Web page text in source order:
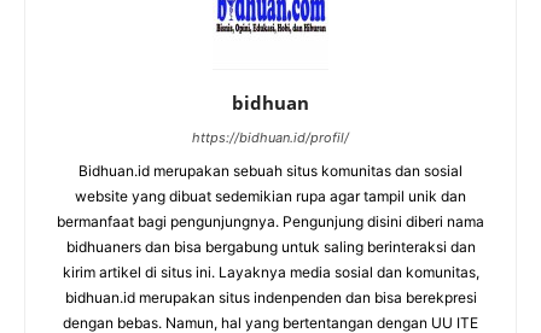
bidhuan
https://bidhuan.id/profil/
Bidhuan.id merupakan sebuah situs komunitas dan sosial
website yang dibuat sedemikian rupa agar tampil unik dan
bermanfaat bagi pengunjungnya. Pengunjung disini diberi nama
bidhuaners dan bisa bergabung untuk saling berinteraksi dan
kirim artikel di situs ini. Layaknya media sosial dan komunitas,
bidhuan.id merupakan situs indenpenden dan bisa berekpresi
dengan bebas. Namun, hal yang bertentangan dengan UU ITE